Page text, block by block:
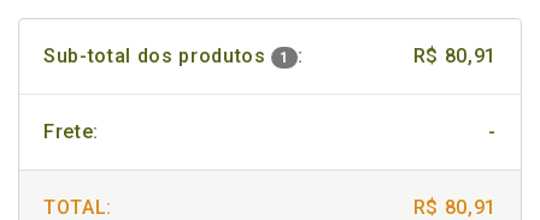
Sub-total dos produtos 1 : R$ 80,91
Frete: -
TOTAL: R$ 80,91